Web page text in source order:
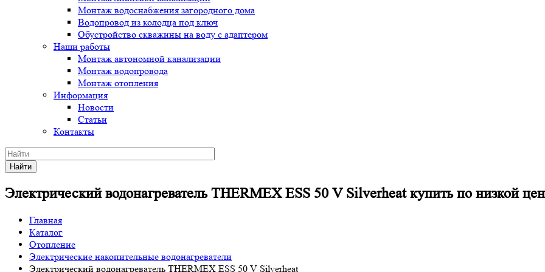
Монтаж водоснабжения загородного дома
Водопровод из колодца под ключ
Обустройство скважины на воду с адаптером
Наши работы
Монтаж автономной канализации
Монтаж водопровода
Монтаж отопления
Информация
Новости
Статьи
Контакты
Найти
Электрический водонагреватель THERMEX ESS 50 V Silverheat купить по низкой
Главная
Каталог
Отопление
Электрические накопительные водонагреватели
Электрический водонагреватель THERMEX ESS 50 V Silverheat